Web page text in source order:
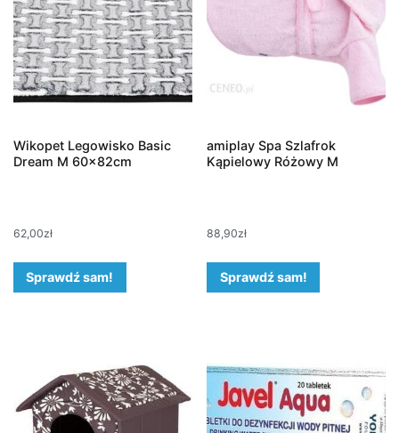
Wikopet Legowisko Basic
Dream M 60x82cm
62,00zł
Sprawdź sam!
amiplay Spa Szlafrok
Kąpielowy Różowy M
88,90zł
Sprawdź sam!